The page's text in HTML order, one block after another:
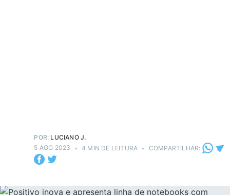
POR: LUCIANO J.
5 AGO 2023
• 4 MIN DE LEITURA • COMPARTILHAR: